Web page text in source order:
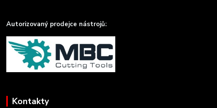
Autorizovaný prodejce nástrojů:
Kontakty